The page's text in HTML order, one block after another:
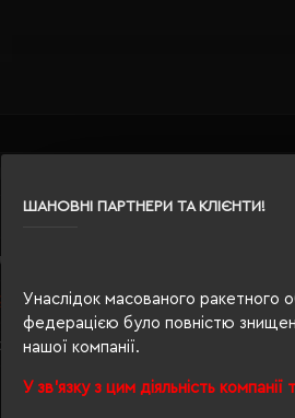
ШАНОВНІ ПАРТНЕРИ ТА КЛІЄНТИ!
Унаслідок масованого ракетного
федерацією було повністю
нашої компанії.
У зв'язку з цим діяльність
x 42 см
поліестер, перероблена бавовна
см, 25 х 25 см
ручки і одна довга, бічна